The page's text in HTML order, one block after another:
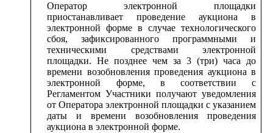
Оператор электронной площадки
приостанавливает проведение аукциона в
электронной форме в случае технологического
сбоя, зафиксированного программными и
техническими средствами электронной
площадки. Не позднее чем за 3 (три) часа до
времени возобновления проведения аукциона в
электронной форме, в соответствии с
Регламентом Участники получают уведомления
от Оператора электронной площадки с указанием
даты и времени возобновления проведения
аукциона в электронной форме.